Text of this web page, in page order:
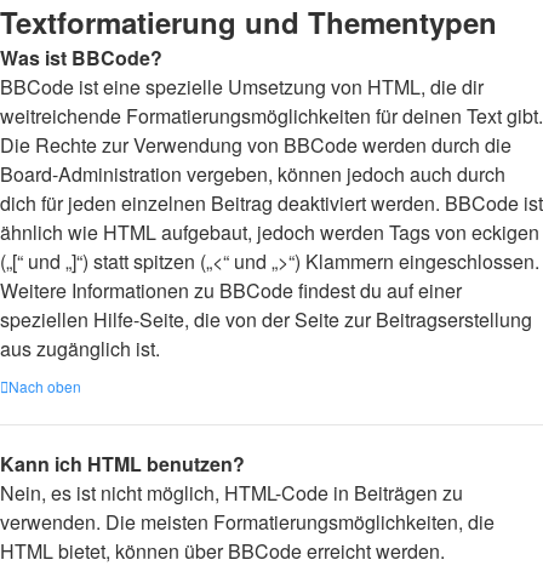
Textformatierung und Thementypen
Was ist BBCode?
BBCode ist eine spezielle Umsetzung von HTML, die dir
weitreichende Formatierungsmöglichkeiten für deinen Text gibt.
Die Rechte zur Verwendung von BBCode werden durch die
Board-Administration vergeben, können jedoch auch durch
dich für jeden einzelnen Beitrag deaktiviert werden. BBCode ist
ähnlich wie HTML aufgebaut, jedoch werden Tags von eckigen
(„[“ und „]“) statt spitzen („<“ und „>“) Klammern eingeschlossen.
Weitere Informationen zu BBCode findest du auf einer
speziellen Hilfe-Seite, die von der Seite zur Beitragserstellung
aus zugänglich ist.
Nach oben
Kann ich HTML benutzen?
Nein, es ist nicht möglich, HTML-Code in Beiträgen zu
verwenden. Die meisten Formatierungsmöglichkeiten, die
HTML bietet, können über BBCode erreicht werden.